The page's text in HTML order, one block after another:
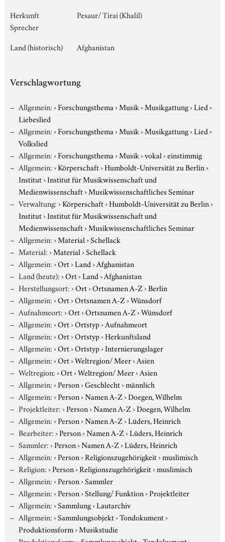
Herkunft
Sprecher
Pesaur/ Tirai (Khalil)
Land (historisch) Afghanistan
Verschlagwortung
Allgemein:›Forschungsthema›Musik›Musikgattung›Lied›
Liebeslied
Allgemein:›Forschungsthema›Musik›Musikgattung›Lied›
Volkslied
Allgemein:›Forschungsthema›Musik›vokal›einstimmig
Allgemein:›Körperschaft›Humboldt-Universität zu Berlin›
Institut›Institut für Musikwissenschaft und
Medienwissenschaft›Musikwissenschaftliches Seminar
Verwaltung:›Körperschaft›Humboldt-Universität zu Berlin›
Institut›Institut für Musikwissenschaft und
Medienwissenschaft›Musikwissenschaftliches Seminar
Allgemein:›Material›Schellack
Material:›Material›Schellack
Allgemein:›Ort›Land›Afghanistan
Land (heute):›Ort›Land›Afghanistan
Herstellungsort:›Ort›Ortsnamen A-Z›Berlin
Allgemein:›Ort›Ortsnamen A-Z›Wünsdorf
Aufnahmeort:›Ort›Ortsnamen A-Z›Wünsdorf
Allgemein:›Ort›Ortstyp›Aufnahmeort
Allgemein:›Ort›Ortstyp›Herkunftsland
Allgemein:›Ort›Ortstyp›Internierungslager
Allgemein:›Ort›Weltregion/ Meer›Asien
Weltregion:›Ort›Weltregion/ Meer›Asien
Allgemein:›Person›Geschlecht›männlich
Allgemein:›Person›Namen A-Z›Doegen, Wilhelm
Projektleiter:›Person›Namen A-Z›Doegen, Wilhelm
Allgemein:›Person›Namen A-Z›Lüders, Heinrich
Bearbeiter:›Person›Namen A-Z›Lüders, Heinrich
Sammler:›Person›Namen A-Z›Lüders, Heinrich
Allgemein:›Person›Religionszugehörigkeit›muslimisch
Religion:›Person›Religionszugehörigkeit›muslimisch
Allgemein:›Person›Sammler
Allgemein:›Person›Stellung/ Funktion›Projektleiter
Allgemein:›Sammlung›Lautarchiv
Allgemein:›Sammlungsobjekt›Tondokument›
Produktionsform›Musikstudie